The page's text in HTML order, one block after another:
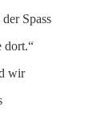
Spass
dort.“
wir